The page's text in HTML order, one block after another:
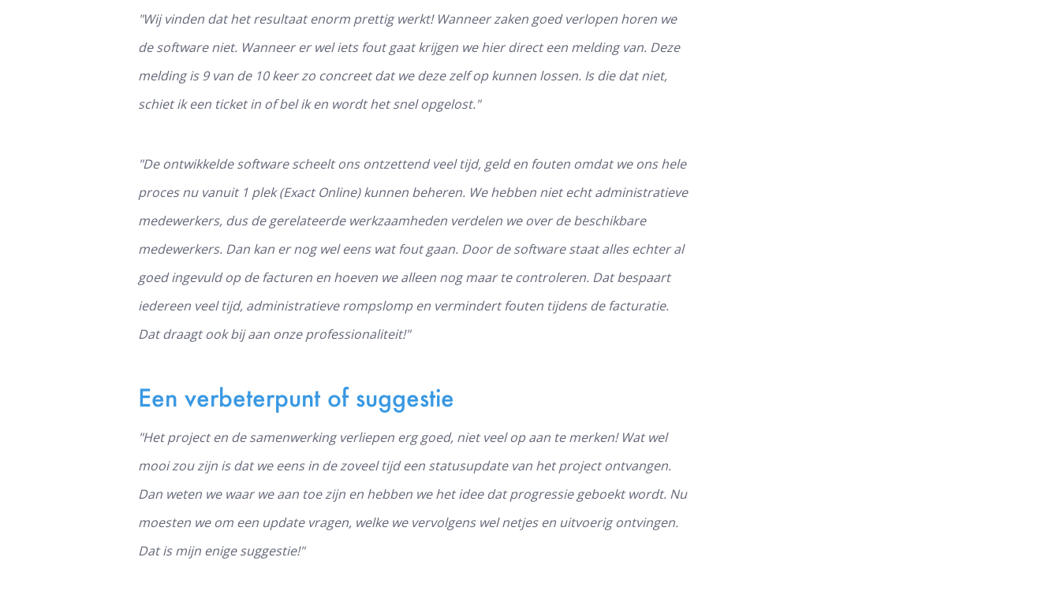
"Wij vinden dat het resultaat enorm prettig werkt! Wanneer zaken goed verlopen horen we
de software niet. Wanneer er wel iets fout gaat krijgen we hier direct een melding van. Deze
melding is 9 van de 10 keer zo concreet dat we deze zelf op kunnen lossen. Is die dat niet,
schiet ik een ticket in of bel ik en wordt het snel opgelost."
"De ontwikkelde software scheelt ons ontzettend veel tijd, geld en fouten omdat we ons hele
proces nu vanuit 1 plek (Exact Online) kunnen beheren. We hebben niet echt administratieve
medewerkers, dus de gerelateerde werkzaamheden verdelen we over de beschikbare
medewerkers. Dan kan er nog wel eens wat fout gaan. Door de software staat alles echter al
goed ingevuld op de facturen en hoeven we alleen nog maar te controleren. Dat bespaart
iedereen veel tijd, administratieve rompslomp en vermindert fouten tijdens de facturatie.
Dat draagt ook bij aan onze professionaliteit!"
Een verbeterpunt of suggestie
"Het project en de samenwerking verliepen erg goed, niet veel op aan te merken! Wat wel
mooi zou zijn is dat we eens in de zoveel tijd een statusupdate van het project ontvangen.
Dan weten we waar we aan toe zijn en hebben we het idee datprogressie geboekt wordt. Nu
moesten we om een update vragen, welke we vervolgens wel netjes en uitvoerig ontvingen.
Dat is mijn enige suggestie!"